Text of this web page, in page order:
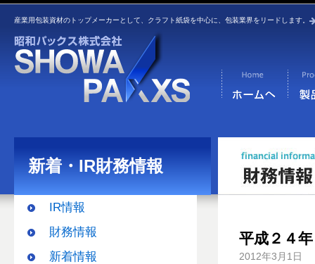
産業用包装資材のトップメーカーとして、クラフト紙袋を中心に、包装業界をリードします。
新着・IR財務情報
IR情報
財務情報
新着情報
平成２４
2012年3月1日